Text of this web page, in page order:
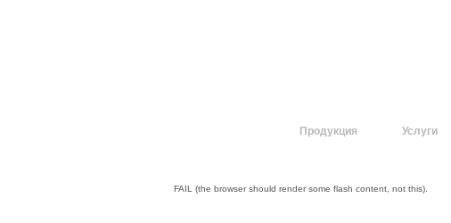
Продукция Услуги
FAIL (the browser should render some flash content, not this).